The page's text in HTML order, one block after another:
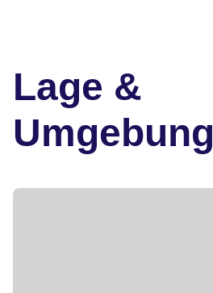
Lage &
Umgebung